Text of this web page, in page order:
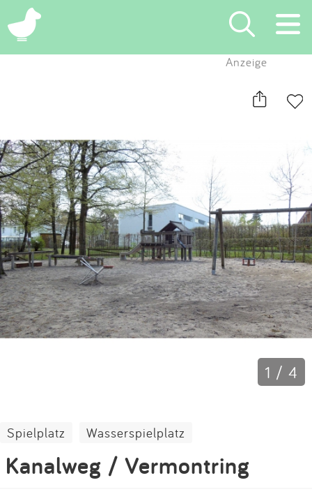
×
App
Blog
Partner
Kontakt
Impressum
Anzeige
1 / 4
Spielplatz Wasserspielplatz
Kanalweg / Vermontring